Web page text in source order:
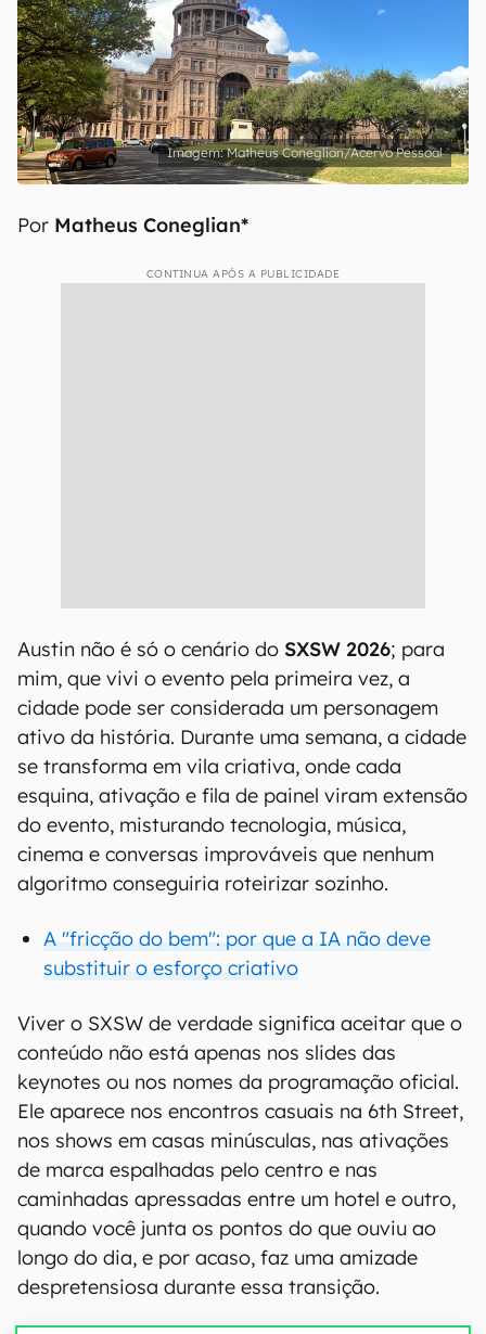
Matheus Coneglian/Acervo Pessoal
Por Matheus Coneglian*
CONTINUA APÓS A PUBLICIDADE
Austin não é só o cenário do SXSW 2026; para
mim, que vivi o evento pela primeira vez, a
cidade pode ser considerada um personagem
ativo da história. Durante uma semana, a cidade
se transforma em vila criativa, onde cada
esquina, ativação e fila de painel viram extensão
do evento, misturando tecnologia, música,
cinema e conversas improváveis que nenhum
algoritmo conseguiria roteirizar sozinho.
A "fricção do bem": por que a IA não deve
substituir o esforço criativo
Viver o SXSW de verdade significa aceitar que o
conteúdo não está apenas nos slides das
keynotes ou nos nomes da programação oficial.
Ele aparece nos encontros casuais na 6th Street,
nos shows em casas minúsculas, nas ativações
de marca espalhadas pelo centro e nas
caminhadas apressadas entre um hotel e outro,
quando você junta os pontos do que ouviu ao
longo do dia, e por acaso, faz uma amizade
despretensiosa durante essa transição.